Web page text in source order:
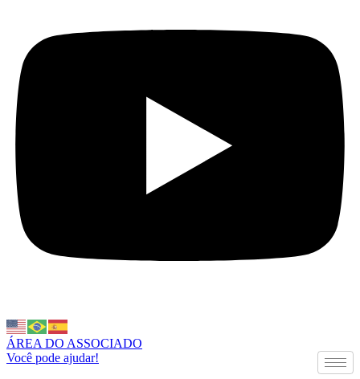
ÁREA DO ASSOCIADO
Você pode ajudar!